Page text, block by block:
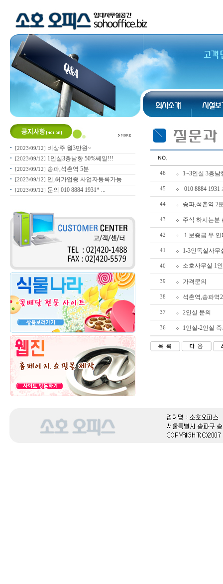
[2023/09/12] 비상주 월3만원~
[2023/09/12] 1인실3층남향 50%쎄일!!!
[2023/09/12] 송파,석촌역 5분
[2023/09/12] 인,허가업종 사업자등록가능
[2023/09/12] 문의 010 8884 1931* ...